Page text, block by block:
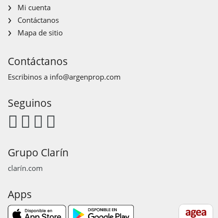
Mi cuenta
Contáctanos
Mapa de sitio
Contáctanos
Escribinos a info@argenprop.com
Seguinos
Grupo Clarín
clarín.com
Apps